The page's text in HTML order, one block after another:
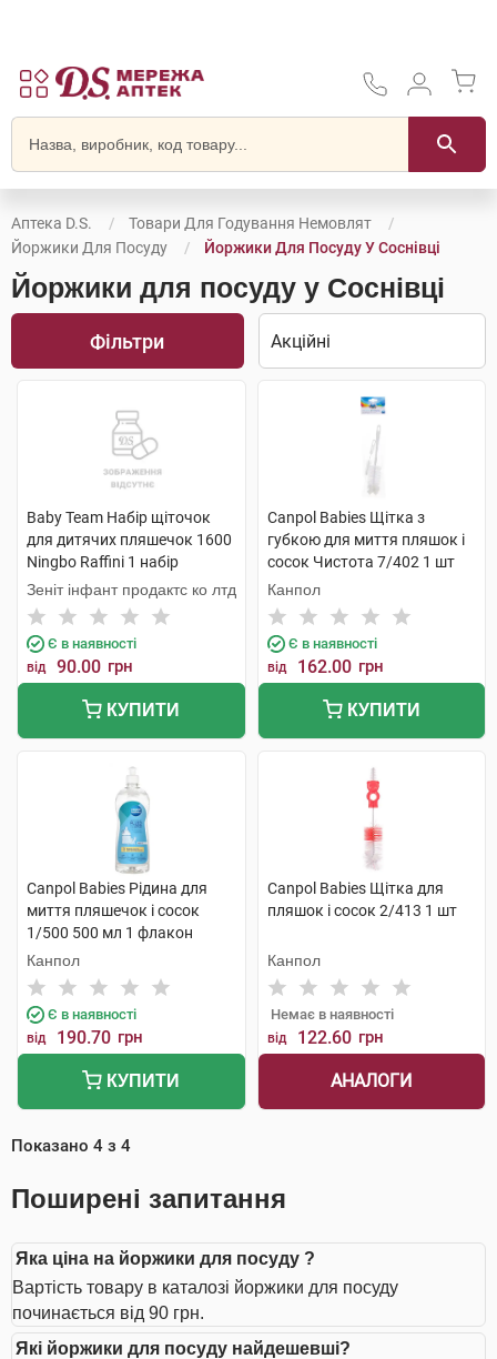
Аптека D.S.
Товари Для Годування Немовлят
Йоржики Для Посуду
Йоржики Для Посуду У Соснівці
Йоржики для посуду у Соснівці
Фільтри
Baby Team Набір щіточок
для дитячих пляшечок 1600
Ningbo Raffini 1 набір
Зеніт інфант продактс ко лтд
Є в наявності
від 90.00 грн
КУПИТИ
Canpol Babies Щітка з
губкою для миття пляшок і
сосок Чистота 7/402 1 шт
Канпол
Є в наявності
від 162.00 грн
КУПИТИ
Canpol Babies Рідина для
миття пляшечок і сосок
1/500 500 мл 1 флакон
Канпол
Є в наявності
від 190.70 грн
КУПИТИ
Canpol Babies Щітка для
пляшок і сосок 2/413 1 шт
Канпол
Немає в наявності
від 122.60 грн
АНАЛОГИ
Показано 4 з 4
Поширені запитання
Яка ціна на йоржики для посуду ?
Вартість товару в каталозі йоржики для посуду
починається від 90 грн.
Які йоржики для посуду найдешевші?